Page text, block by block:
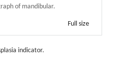
of mandibular.
Full size
indicator.